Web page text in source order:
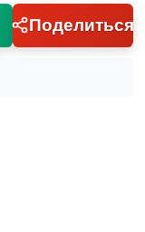
Поделиться